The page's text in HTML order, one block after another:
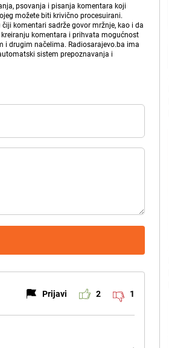
psovanja i pisanja komentara koji
možete biti krivično procesuirani.
komentari sadrže govor mržnje, kao i da
komentara i prihvata mogućnost
drugim načelima. Radiosarajevo.ba ima
sistem prepoznavanja i
Prijavi 2 1